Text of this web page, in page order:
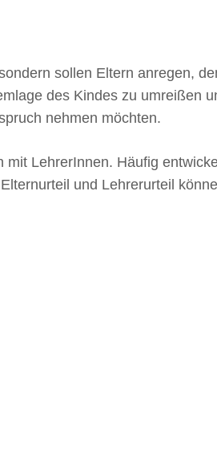
sollen Eltern anregen,
des Kindes zu umreißen
nehmen möchten.
LehrerInnen. Häufig
und Lehrerurteil